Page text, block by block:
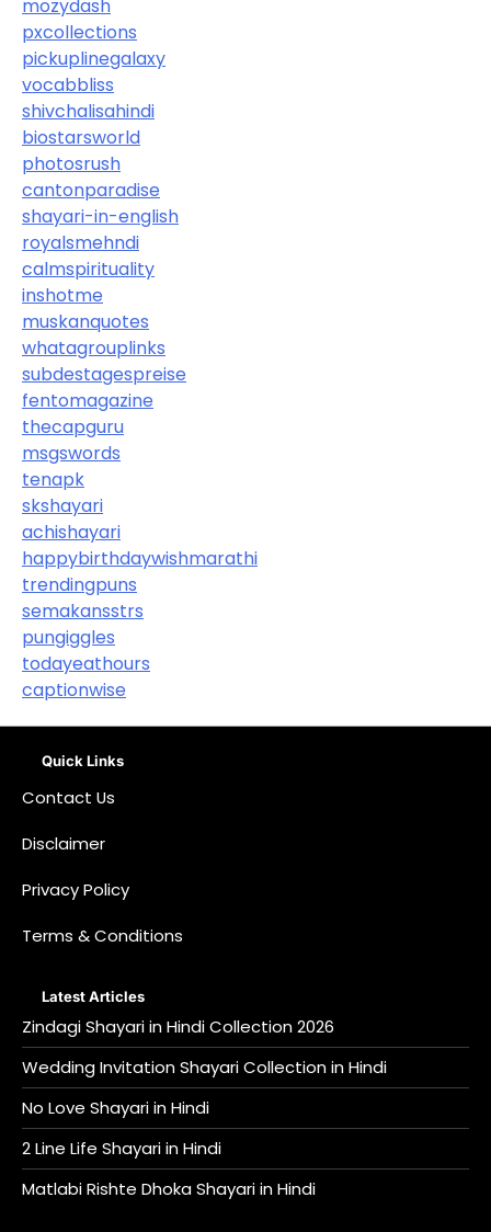
mozydash
pxcollections
pickuplinegalaxy
vocabbliss
shivchalisahindi
biostarsworld
photosrush
cantonparadise
shayari-in-english
royalsmehndi
calmspirituality
inshotme
muskanquotes
whatagrouplinks
subdestagespreise
fentomagazine
thecapguru
msgswords
tenapk
skshayari
achishayari
happybirthdaywishmarathi
trendingpuns
semakansstrs
pungiggles
todayeathours
captionwise
Quick Links
Contact Us
Disclaimer
Privacy Policy
Terms & Conditions
Latest Articles
Zindagi Shayari in Hindi Collection 2026
Wedding Invitation Shayari Collection in Hindi
No Love Shayari in Hindi
2 Line Life Shayari in Hindi
Matlabi Rishte Dhoka Shayari in Hindi